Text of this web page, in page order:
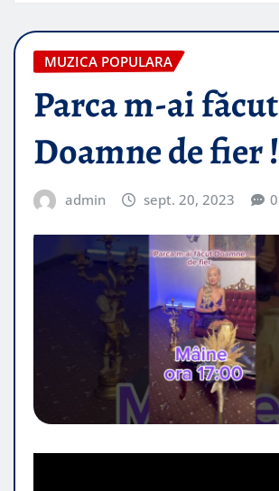
MUZICA POPULARA
Parca m-ai făcut
Doamne de fier !
admin sept. 20, 2023 0